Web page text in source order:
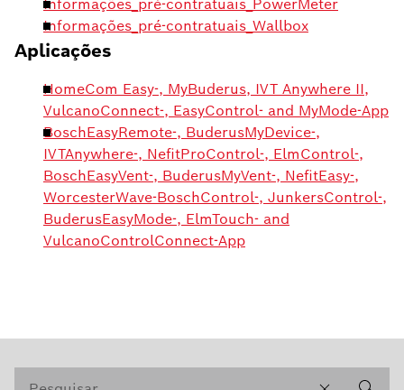
Informações_pré-contratuais_PowerMeter
Informações_pré-contratuais_Wallbox
Aplicações
HomeCom Easy-, MyBuderus, IVT Anywhere II,
VulcanoConnect-, EasyControl- and MyMode-App
BoschEasyRemote-, BuderusMyDevice-,
IVTAnywhere-, NefitProControl-, ElmControl-,
BoschEasyVent-, BuderusMyVent-, NefitEasy-,
WorcesterWave-BoschControl-, JunkersControl-,
BuderusEasyMode-, ElmTouch- and
VulcanoControlConnect-App